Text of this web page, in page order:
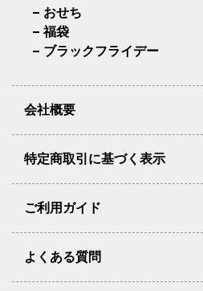
おせち
福袋
ブラックフライデー
会社概要
特定商取引に基づく表示
ご利用ガイド
よくある質問